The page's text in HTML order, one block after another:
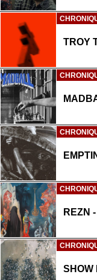
TROY
REZN
SHOW